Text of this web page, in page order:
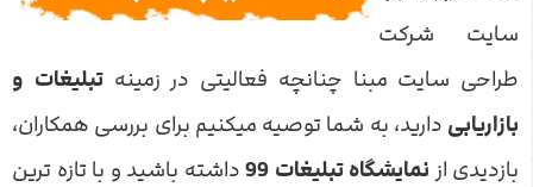
سایت شرکت
طراحی سایت مبنا چنانچه فعالیتی در زمینهتبلیغات و
بازاریابی دارید، به شما توصیه میکنیم برای بررسی همکاران،
بازدیدی از نمایشگاه تبلیغات 99
داشته باشید و با تازه ترین